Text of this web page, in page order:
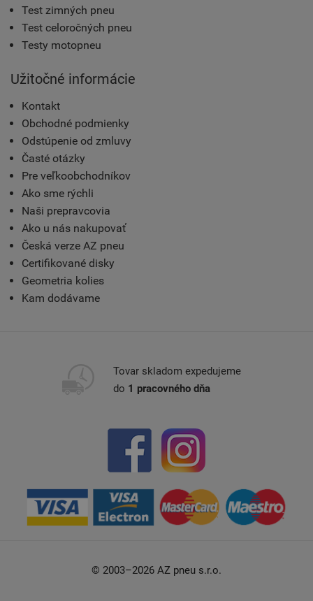
Test zimných pneu
Test celoročných pneu
Testy motopneu
Užitočné informácie
Kontakt
Obchodné podmienky
Odstúpenie od zmluvy
Časté otázky
Pre veľkoobchodníkov
Ako sme rýchli
Naši prepravcovia
Ako u nás nakupovať
Česká verze AZ pneu
Certifikované disky
Geometria kolies
Kam dodávame
Tovar skladom expedujeme
do 1 pracovného dňa
© 2003–2026 AZ pneu s.r.o.